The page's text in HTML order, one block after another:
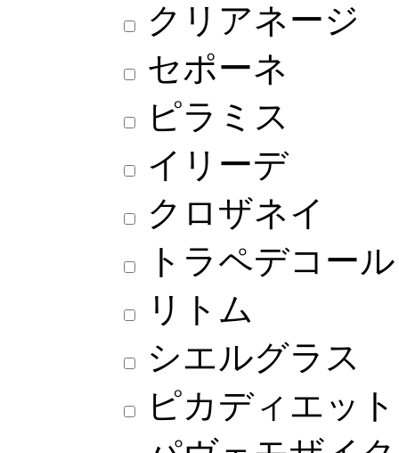
クリアネージ
セポーネ
ピラミス
イリーデ
クロザネイ
トラペデコール
リトム
シエルグラス
ピカディエッ